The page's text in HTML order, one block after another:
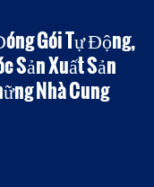
Gói Tự Động,
Sản Xuất Sản
Nhà Cung